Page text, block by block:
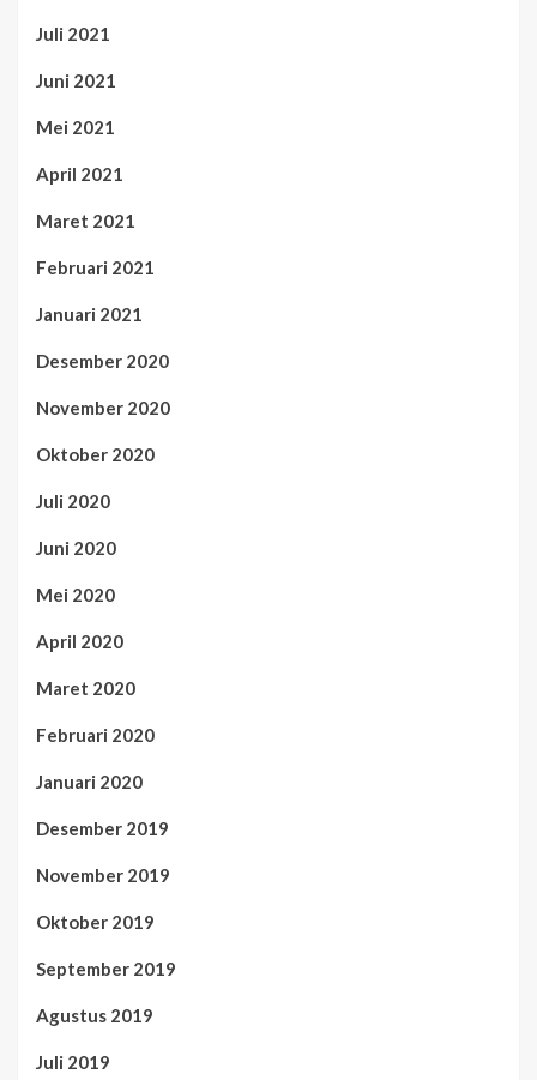
Juli 2021
Juni 2021
Mei 2021
April 2021
Maret 2021
Februari 2021
Januari 2021
Desember 2020
November 2020
Oktober 2020
Juli 2020
Juni 2020
Mei 2020
April 2020
Maret 2020
Februari 2020
Januari 2020
Desember 2019
November 2019
Oktober 2019
September 2019
Agustus 2019
Juli 2019